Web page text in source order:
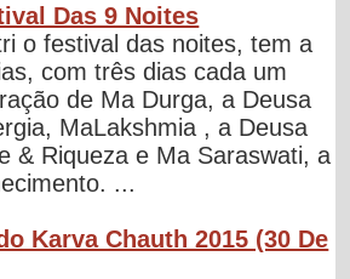
Das 9 Noites
o festival das noites, tem a
com três dias cada um
de Ma Durga, a Deusa
MaLakshmia , a Deusa
& Riqueza e Ma Saraswati, a
...
Karva Chauth 2015 (30 De